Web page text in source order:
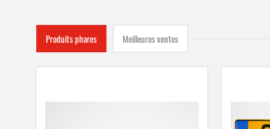
Produits phares Meilleures ventes